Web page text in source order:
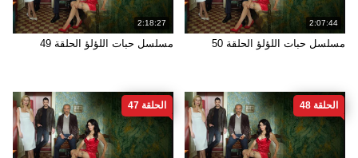
2:07:44
مسلسل حبات اللؤلؤ الحلقة 50
2:18:27
مسلسل حبات اللؤلؤ الحلقة 49
الحلقة 48 الحلقة 47